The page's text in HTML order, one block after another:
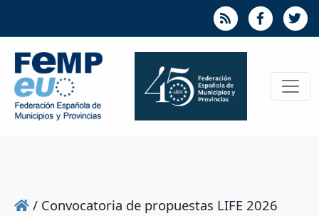
/ Convocatoria de propuestas LIFE 2026